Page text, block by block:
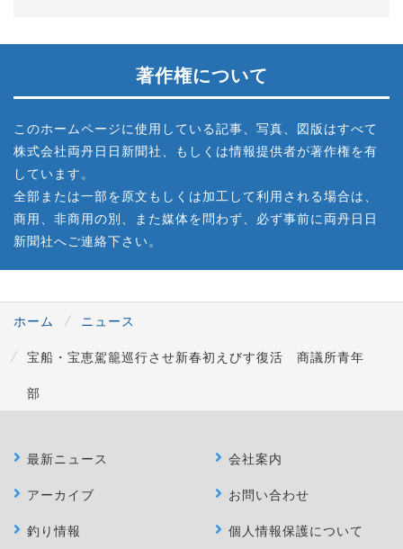
著作権について
このホームページに使用している記事、写真、図版はすべて
株式会社両丹日日新聞社、もしくは情報提供者が著作権を有
しています。
全部または一部を原文もしくは加工して利用される場合は、
商用、非商用の別、また媒体を問わず、必ず事前に両丹日日
新聞社へご連絡下さい。
ホーム
ニュース
宝船・宝恵駕籠巡行させ新春初えびす復活 商議所青年
部
最新ニュース
アーカイブ
釣り情報
会社案内
お問い合わせ
個人情報保護について